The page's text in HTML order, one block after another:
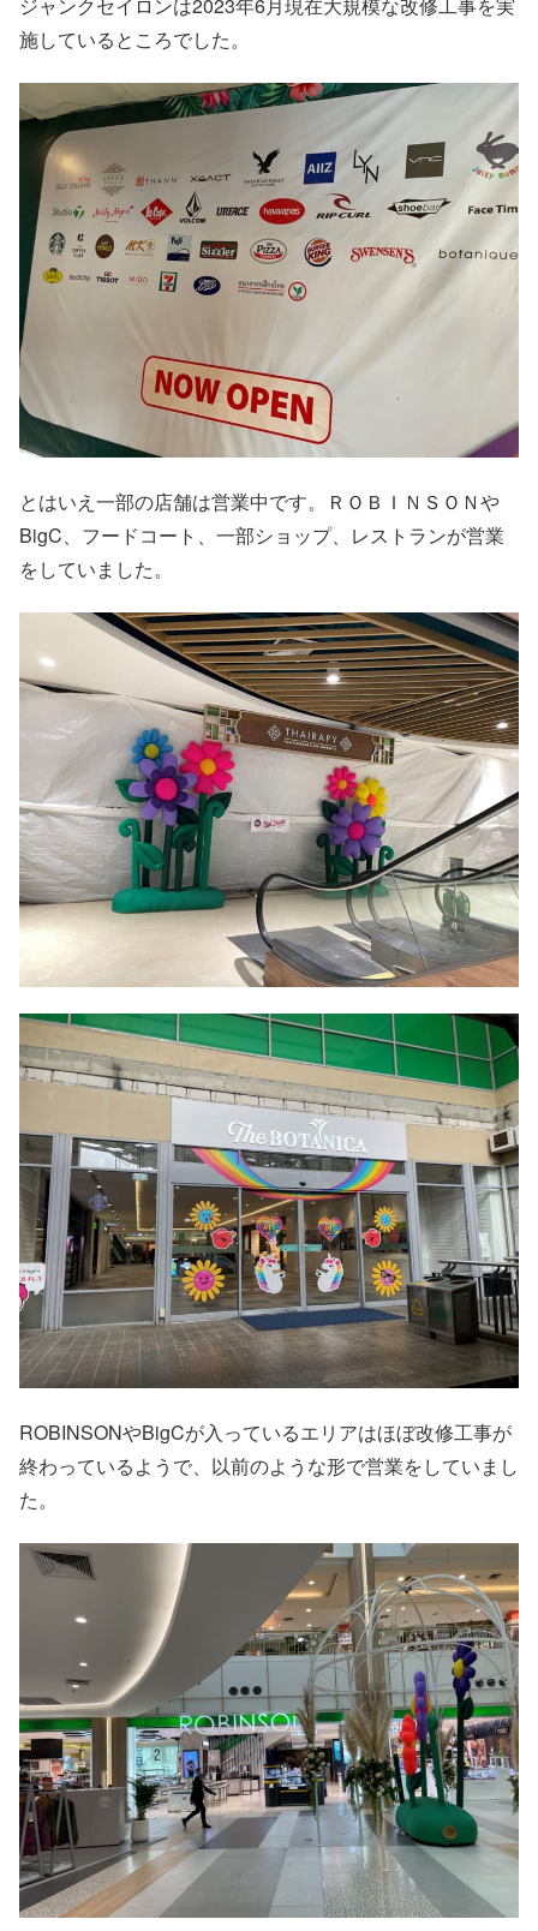
施しているところでした。
とはいえ一部の店舗は営業中です。ＲＯＢＩＮＳＯＮや
BigC、フードコート、一部ショップ、レストランが営業
をしていました。
ROBINSONやBigCが入っているエリアはほぼ改修工事が
終わっているようで、以前のような形で営業をしていまし
た。